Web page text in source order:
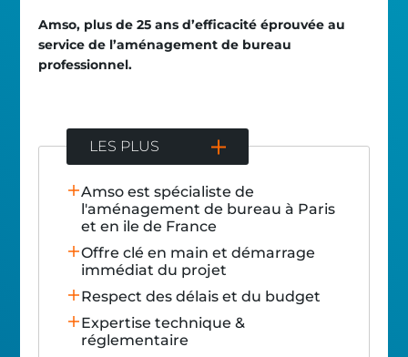
Amso, plus de 25 ans d’efficacité éprouvée au
service de l’aménagement de bureau
professionnel.
LES PLUS
Amso est spécialiste de
l'aménagement de bureau à Paris
et en ile de France
Offre clé en main et démarrage
immédiat du projet
Respect des délais et du budget
Expertise technique &
réglementaire